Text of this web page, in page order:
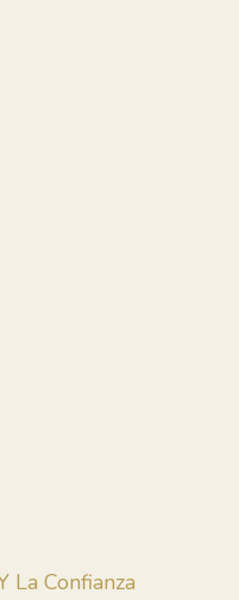
La Confianza